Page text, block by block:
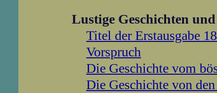
Lustige Geschichten
Titel der Erstausgabe
Vorspruch
Die Geschichte vom
Die Geschichte von